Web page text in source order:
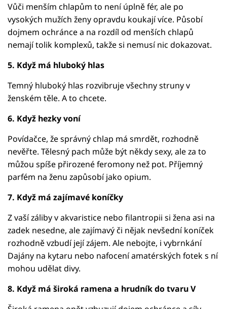
Vůči menším chlapům to není úplně fér, ale po
vysokých mužích ženy opravdu koukají více. Působí
dojmem ochránce a na rozdíl od menších chlapů
nemají tolik komplexů, takže si nemusí nic dokazovat.
5. Když má hluboký hlas
Temný hluboký hlas rozvibruje všechny struny v
ženském těle. A to chcete.
6. Když hezky voní
Povídačce, že správný chlap má smrdět, rozhodně
nevěřte. Tělesný pach může být někdy sexy, ale za to
můžou spíše přirozené feromony než pot. Příjemný
parfém na ženu zapůsobí jako opium.
7. Když má zajímavé koníčky
Z vaší záliby v akvaristice nebo filantropii si žena asi na
zadek nesedne, ale zajímavý či nějak nevšední koníček
rozhodně vzbudí její zájem. Ale nebojte, i vybrnkání
Dajány na kytaru nebo nafocení amatérských fotek s ní
mohou udělat divy.
8. Když má široká ramena a hrudník do tvaru V